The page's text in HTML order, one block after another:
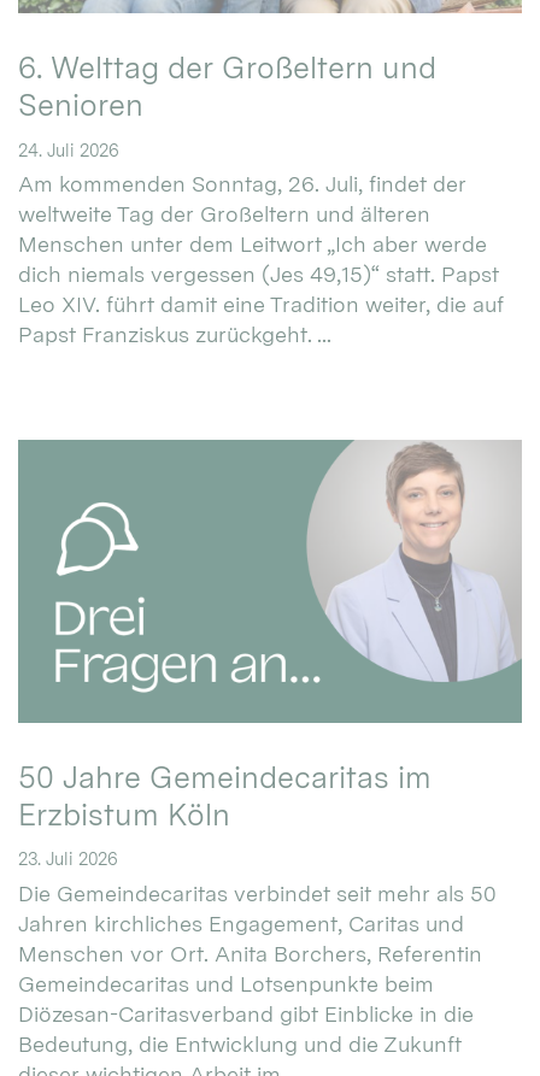
6. Welttag der Großeltern und
Senioren
24. Juli 2026
Am kommenden Sonntag, 26. Juli, findet der
weltweite Tag der Großeltern und älteren
Menschen unter dem Leitwort „Ich aber werde
dich niemals vergessen (Jes 49,15)“ statt. Papst
Leo XIV. führt damit eine Tradition weiter, die auf
Papst Franziskus zurückgeht. ...
50 Jahre Gemeindecaritas im
Erzbistum Köln
23. Juli 2026
Die Gemeindecaritas verbindet seit mehr als 50
Jahren kirchliches Engagement, Caritas und
Menschen vor Ort. Anita Borchers, Referentin
Gemeindecaritas und Lotsenpunkte beim
Diözesan-Caritasverband gibt Einblicke in die
Bedeutung, die Entwicklung und die Zukunft